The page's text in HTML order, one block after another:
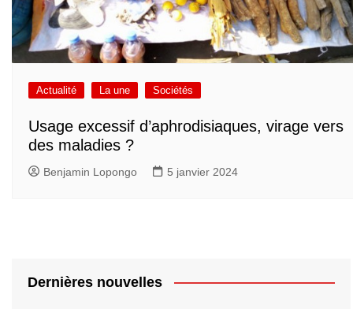
Actualité La une Sociétés
Usage excessif d’aphrodisiaques, virage vers
des maladies ?
Benjamin Lopongo 5 janvier 2024
Dernières nouvelles